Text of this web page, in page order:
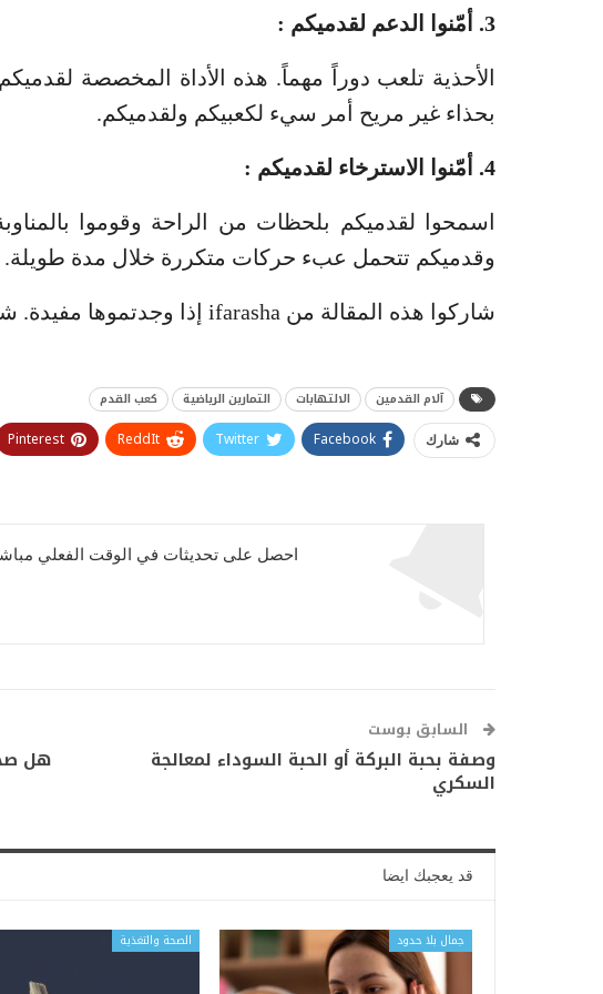
3. أمّنوا الدعم لقدميكم :
الأحذية تلعب دوراً مهماً. هذه الأداة المخصصة
بحذاء غير مريح أمر سيء لكعبيكم ولقدميكم.
4. أمّنوا الاسترخاء لقدميكم :
اسمحوا لقدميكم بلحظات من الراحة وقوموا
وقدميكم تتحمل عبء حركات متكررة خلال مدة طويلة.
شاركوا هذه المقالة من ifarasha إذا وجدتموها مفيدة. شكراً لكم.
آلام القدمين الالتهابات التمارين الرياضية كعب القدم
شارك Facebook
Twitter
ReddIt
Pinterest
احصل على تحديثات في الوقت الفعلي
السابق بوست
وصفة بحبة البركة أو الحبة السوداء لمعالجة
السكري
قد يعجبك ايضا
جمال بلا حدود الصحة والتغذية